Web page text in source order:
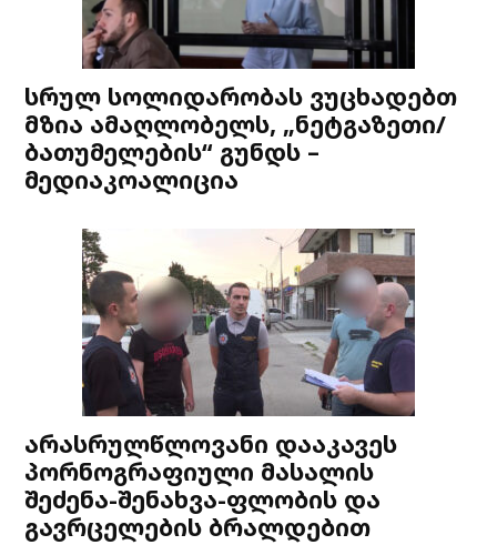
სრულ სოლიდარობას ვუცხადებთ
მზია ამაღლობელს, „ნეტგაზეთი/
ბათუმელების“ გუნდს –
მედიაკოალიცია
არასრულწლოვანი დააკავეს
პორნოგრაფიული მასალის
შეძენა-შენახვა-ფლობის და
გავრცელების ბრალდებით